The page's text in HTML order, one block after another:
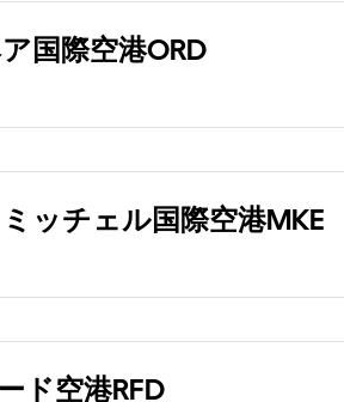
国際空港ORD
ッチェル国際空港MKE
ド空港RFD